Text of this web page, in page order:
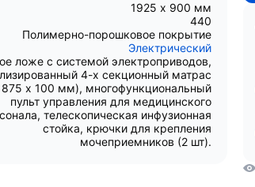
1925 х 900 мм
440
Полимерно-порошковое покрытие
Электрический
ложе с системой электроприводов,
4-х секционный матрас
875 х 100 мм), многофункциональный
пульт управления для медицинского
телескопическая инфузионная
стойка, крючки для крепления
мочеприемников (2 шт).